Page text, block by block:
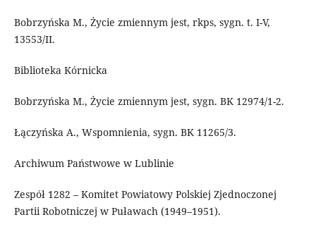
Bobrzyńska M., Życie zmiennym jest, rkps, sygn. t. I-V,
13553/II.
Biblioteka Kórnicka
Bobrzyńska M., Życie zmiennym jest, sygn. BK 12974/1-2.
Łączyńska A., Wspomnienia, sygn. BK 11265/3.
Archiwum Państwowe w Lublinie
Zespół 1282 – Komitet Powiatowy Polskiej Zjednoczonej
Partii Robotniczej w Puławach (1949–1951).